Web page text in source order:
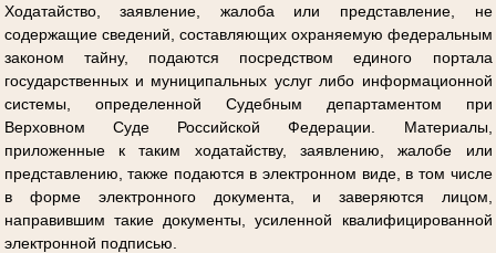
Ходатайство, заявление, жалоба или представление, не
содержащие сведений, составляющих охраняемую федеральным
законом тайну, подаются посредством единого портала
государственных и муниципальных услуг либо информационной
системы, определенной Судебным департаментом при
Верховном Суде Российской Федерации. Материалы,
приложенные к таким ходатайству, заявлению, жалобе или
представлению, также подаются в электронном виде, в том числе
в форме электронного документа, и заверяются лицом,
направившим такие документы, усиленной квалифицированной
электронной подписью.